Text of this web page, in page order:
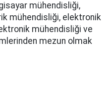
mühendisliği,
mühendisliği, elektronik
mühendisliği ve
mezun olmak